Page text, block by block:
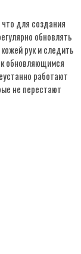
для создания
обновлять
рук и следить
обновляющимся
работают
не перестают